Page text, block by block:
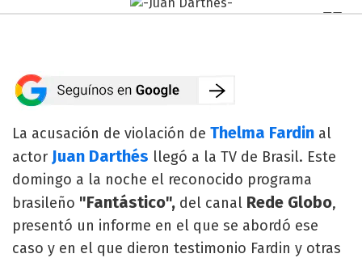
La acusación de violación de Thelma Fardin al
actor Juan Darthés llegó a la TV de Brasil. Este
domingo a la noche el reconocido programa
brasileño "Fantástico", del canal Rede Globo,
presentó un informe en el que se abordó ese
caso y en el que dieron testimonio Fardin y otras